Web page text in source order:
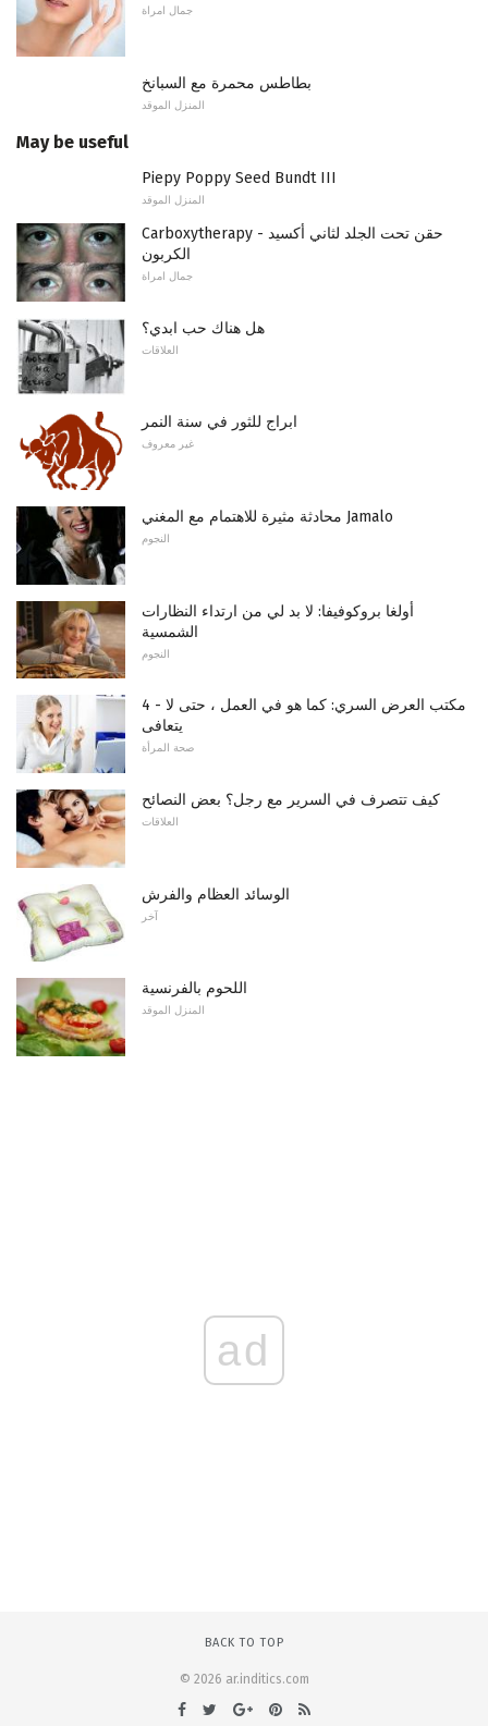
جمال امراة
بطاطس محمرة مع السبانخ
المنزل الموقد
May be useful
Piepy Poppy Seed Bundt III
المنزل الموقد
Carboxytherapy - حقن تحت الجلد لثاني أكسيد
الكربون
جمال امراة
هل هناك حب ابدي؟
العلاقات
ابراج للثور في سنة النمر
غير معروف
محادثة مثيرة للاهتمام مع المغني Jamalo
النجوم
أولغا بروكوفيفا: لا بد لي من ارتداء النظارات
الشمسية
النجوم
4 - مكتب العرض السري: كما هو في العمل ، حتى لا
يتعافى
صحة المرأة
كيف تتصرف في السرير مع رجل؟ بعض النصائح
العلاقات
الوسائد العظام والفرش
آخر
اللحوم بالفرنسية
المنزل الموقد
ad
BACK TO TOP
© 2026 ar.inditics.com